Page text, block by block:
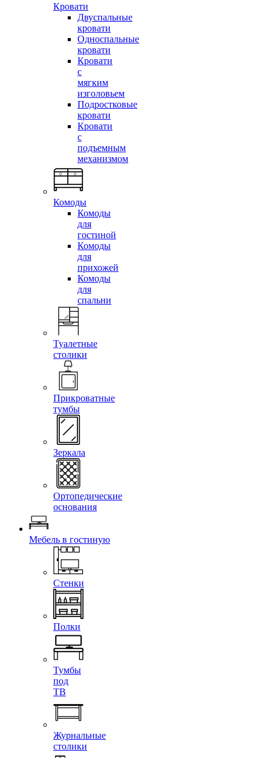
Кровати
Двуспальные
кровати
Односпальные
кровати
Кровати
с
мягким
изголовьем
Подростковые
кровати
Кровати
с
подъемным
механизмом
Комоды
Комоды
для
гостиной
Комоды
для
прихожей
Комоды
для
спальни
Туалетные
столики
Прикроватные
тумбы
Зеркала
Ортопедические
основания
Мебель в гостиную
Стенки
Полки
Тумбы
под
ТВ
Журнальные
столики